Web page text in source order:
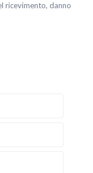
ricevimento, danno